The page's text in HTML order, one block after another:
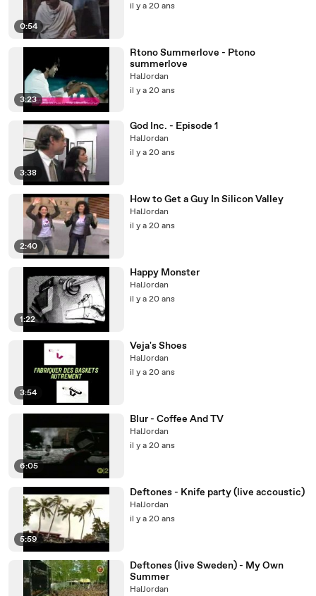
0:54
il y a 20 ans
3:23
Rtono Summerlove - Ptono
summerlove
HalJordan
il y a 20 ans
3:38
God Inc. - Episode 1
HalJordan
il y a 20 ans
2:40
How to Get a Guy In Silicon Valley
HalJordan
il y a 20 ans
1:22
Happy Monster
HalJordan
il y a 20 ans
3:54
Veja's Shoes
HalJordan
il y a 20 ans
6:05
Blur - Coffee And TV
HalJordan
il y a 20 ans
5:59
Deftones - Knife party (live accoustic)
HalJordan
il y a 20 ans
Deftones (live Sweden) - My Own
Summer
HalJordan